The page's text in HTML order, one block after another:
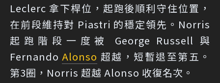
Leclerc 拿下桿位，起跑後順利守住位置，
在前段維持對 Piastri 的穩定領先。Norris
起跑階段一度被 George Russell 與
FernandoAlonso 超越，短暫退至第五。
第3圈，Norris 超越 Alonso 收復名次。